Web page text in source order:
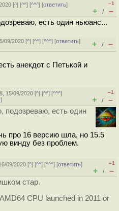
[^] [^^] [^^^] [ответить]
–1
+ / –
есть один ньюанс...
09/2020 [^] [^^] [^^^] [ответить]
+ / –
анекдот с Петькой и
15/09/2020 [^] [^^] [^^^]
]
–1
+ / –
подозреваю, есть один
про 16 версию шла, но 15.5
винду без проблем.
09/2020 [^] [^^] [^^^] [ответить]
–1
+ / –
стар.
CPU launched in 2011 or